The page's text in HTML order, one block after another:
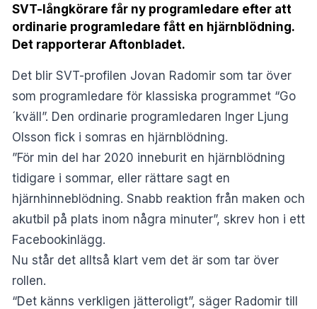
SVT-långkörare får ny programledare efter att
ordinarie programledare fått en hjärnblödning.
Det rapporterar Aftonbladet.
Det blir SVT-profilen Jovan Radomir som tar över
som programledare för klassiska programmet “Go
´kväll”. Den ordinarie programledaren Inger Ljung
Olsson fick i somras en hjärnblödning.
”För min del har 2020 inneburit en hjärnblödning
tidigare i sommar, eller rättare sagt en
hjärnhinneblödning. Snabb reaktion från maken och
akutbil på plats inom några minuter”, skrev hon i ett
Facebookinlägg.
Nu står det alltså klart vem det är som tar över
rollen.
“Det känns verkligen jätteroligt”, säger Radomir till